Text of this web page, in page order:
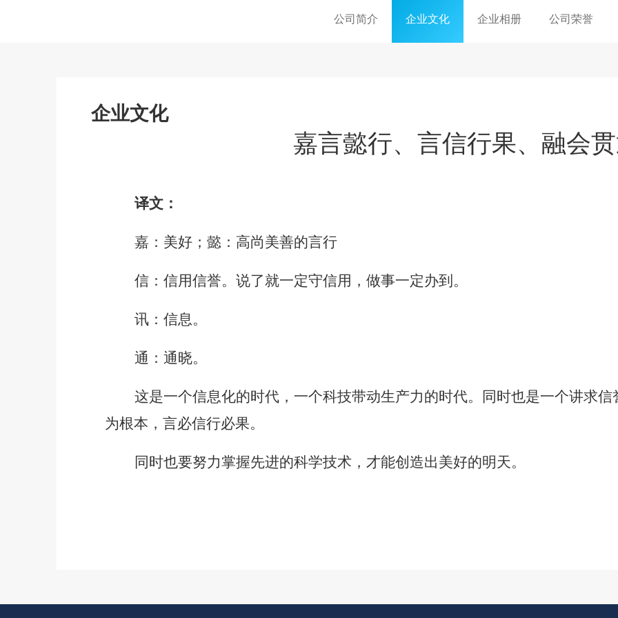
公司简介 企业文化 企业相册 公司荣誉
企业文化
嘉言懿行、言信行果、融会
译文：
嘉：美好；懿：高尚美善的言行
信：信用信誉。说了就一定守信用，做事一定办到。
讯：信息。
通：通晓。
这是一个信息化的时代，一个科技带动生产力的时代。同时也是一个讲求
为根本，言必信行必果。
同时也要努力掌握先进的科学技术，才能创造出美好的明天。